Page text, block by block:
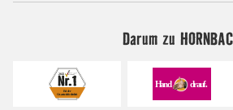
Darum zu